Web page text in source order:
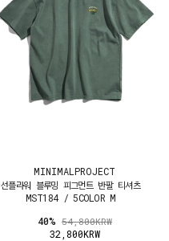
MINIMALPROJECT
선플라워 블루밍 피그먼트 반팔 티셔츠
MST184 / 5COLOR M
40% 54,800KRW
32,800KRW